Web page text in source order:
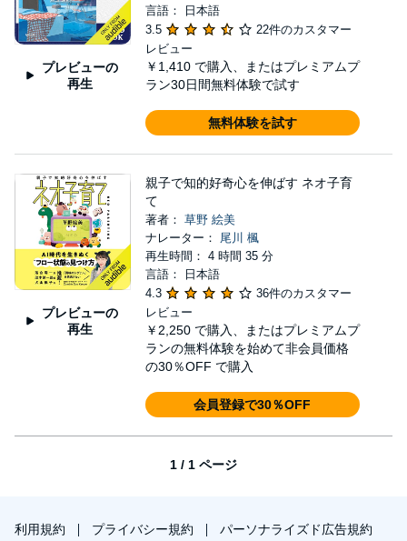
プレビューの
再生
言語： 日本語
3.5
22件のカスタマー
レビュー
￥1,410 で購入、またはプレミアムプ
ラン30日間無料体験で試す
無料体験を試す
プレビューの
再生
親子で知的好奇心を伸ばす ネオ子育
て
著者： 草野 絵美
ナレーター： 尾川 楓
再生時間： 4 時間 35 分
言語： 日本語
4.3
36件のカスタマー
レビュー
￥2,250 で購入、またはプレミアムプ
ランの無料体験を始めて非会員価格
の30％OFF で購入
会員登録で30％OFF
1 / 1 ページ
利用規約 プライバシー規約 パーソナライズド広告規約